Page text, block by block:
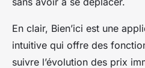
En clair, Bien’ici est une
intuitive qui offre des
suivre l’évolution des prix